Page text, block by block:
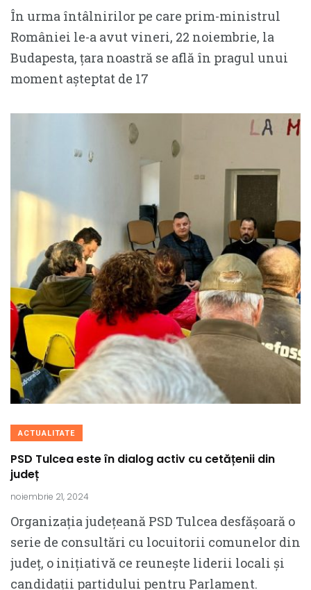
În urma întâlnirilor pe care prim-ministrul
României le-a avut vineri, 22 noiembrie, la
Budapesta, țara noastră se află în pragul unui
moment așteptat de 17
ACTUALITATE
PSD Tulcea este în dialog activ cu cetățenii din
județ
noiembrie 21, 2024
Organizația județeană PSD Tulcea desfășoară o
serie de consultări cu locuitorii comunelor din
județ, o inițiativă ce reunește liderii locali și
candidații partidului pentru Parlament.